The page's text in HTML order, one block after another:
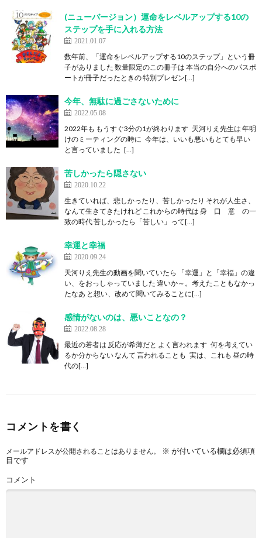
(ニューバージョン）運命をレベルアップする10の
ステップを手に入れる方法
2021.01.07
数年前、「運命をレベルアップする10のステップ」という冊
子がありました 数量限定のこの冊子は 本当の自分へのパスポ
ートが冊子だったときの 特別プレゼン[…]
今年、無駄に過ごさないために
2022.05.08
2022年も もうすぐ3分の1が終わります 天河りえ先生は 年明
けのミーティングの時に 今年は、いいも悪いもとても早い
と言っていました […]
苦しかったら隠さない
2020.10.22
生きていれば、悲しかったり、苦しかったり それが人生さ、
なんて生きてきたけれど これからの時代は 身 口 意 の一
致の時代 苦しかったら「苦しい」って[…]
幸運と幸福
2020.09.24
天河りえ先生の動画を聞いていたら 「幸運」と「幸福」の違
い、をおっしゃっていました 違いか～。考えたこともなかっ
たなあ と想い、改めて聞いてみることに[…]
感情がないのは、悪いことなの？
2022.08.28
最近の若者は 反応が希薄だと よく言われます 何を考えてい
るか分からない なんて 言われることも 実は、これも 昼の時
代の[…]
コメントを書く
メールアドレスが公開されることはありません。 ※ が付いている欄は必須項
目です
コメント